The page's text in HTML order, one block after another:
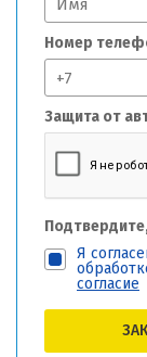
Номер
Защита от
Я
согласие